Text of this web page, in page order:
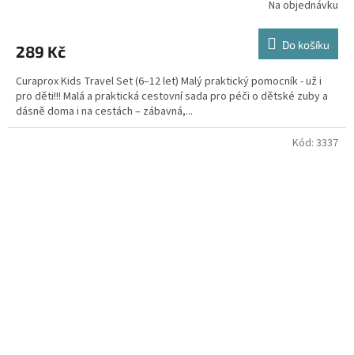
Na objednávku
289 Kč Do košíku
Curaprox Kids Travel Set (6–12 let) Malý praktický pomocník - už i
pro děti!!! Malá a praktická cestovní sada pro péči o dětské zuby a
dásně doma i na cestách – zábavná,...
Kód: 3337